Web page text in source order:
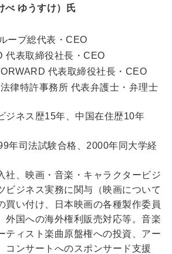
べ ゆうすけ）氏
ープ総代表・CEO
代表取締役社長・CEO
代表取締役社長・CEO
律特許事務所 代表弁護士・弁理士
ジネス歴15年、中国在住歴10年
年司法試験合格、2000年同大学経
社、映画・音楽・キャラクタービジ
ビジネス実務に関与（映画について
買い付け、日本映画の各種製作委員
外国への海外権利販売対応等。音楽
ティスト楽曲原盤権への投資、アー
コンサートへのスポンサード支援